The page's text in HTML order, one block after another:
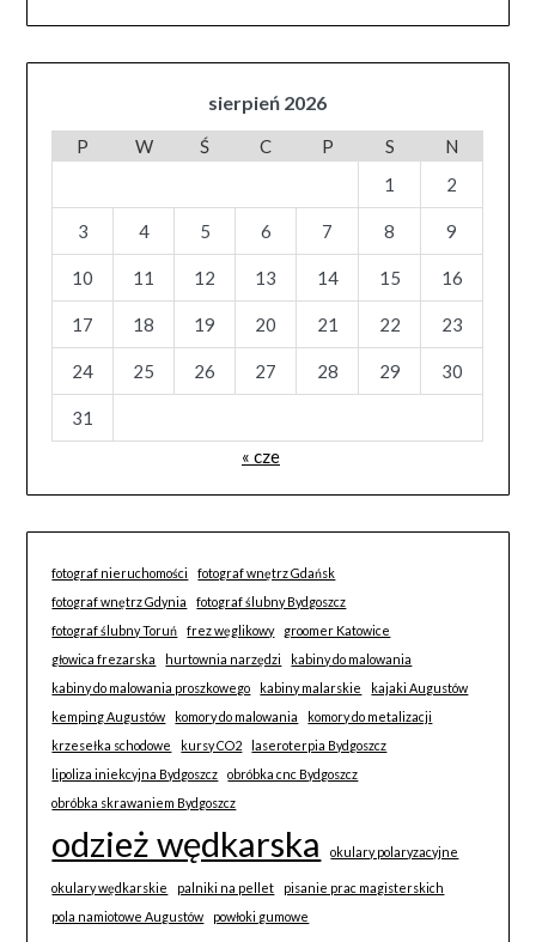
sierpień 2026
P W Ś C P S
N
1
2
3 4 5 6 7 8 9
10 11 12 13 14 15 16
17 18 19 20 21 22 23
24 25 26 27 28 29 30
31
« cze
fotograf nieruchomości
fotograf wnętrz Gdańsk
fotograf wnętrz Gdynia
fotograf ślubny Bydgoszcz
fotograf ślubny Toruń
frez węglikowy
groomer Katowice
głowica frezarska
hurtownia narzędzi
kabiny do malowania
kabiny do malowania proszkowego
kabiny malarskie
kajaki Augustów
kemping Augustów
komory do malowania
komory do metalizacji
krzesełka schodowe
kursy CO2
laseroterpia Bydgoszcz
lipoliza iniekcyjna Bydgoszcz
obróbka cnc Bydgoszcz
obróbka skrawaniem Bydgoszcz
odzież wędkarska okulary polaryzacyjne
okulary wędkarskie palniki na pellet
pisanie prac magisterskich
pola namiotowe Augustów
powłoki gumowe